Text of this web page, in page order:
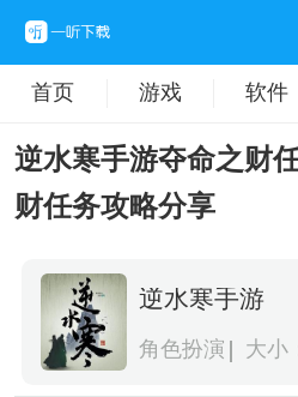
首页 游戏 软件
逆水寒手游夺命之财
财任务攻略分享
逆水寒手游
角色扮演 大小